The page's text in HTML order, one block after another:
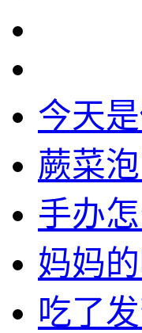
今天
蕨菜
手办
妈妈
吃了